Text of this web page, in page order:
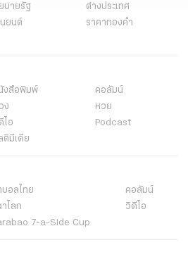
บายรัฐ
ต่างประเทศ
ยนต์
ราคาทองคำ
งสือพิมพ์
คอลัมน์
ง
หวย
โอ
Podcast
ติมีเดีย
อลไทย
คอลัมน์
โลก
วิดีโอ
7-a-Side Cup